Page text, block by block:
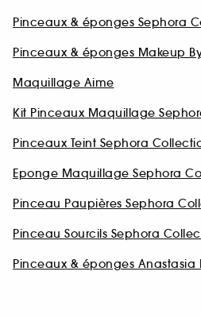
Pinceaux & éponges Sephora
Pinceaux & éponges Makeup
Maquillage Aime
Kit Pinceaux Maquillage
Pinceaux Teint Sephora
Eponge Maquillage Sephora
Pinceau Paupières Sephora
Pinceau Sourcils Sephora
Pinceaux & éponges Anastasia